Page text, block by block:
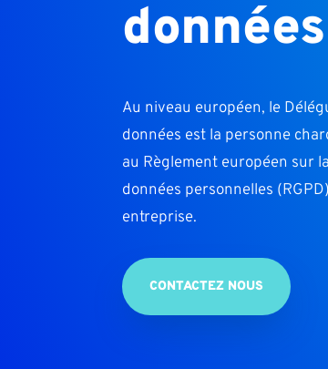
données
Au niveau européen, le
données est la personne
au Règlement européen sur
données personnelles
entreprise.
CONTACTEZ NOUS